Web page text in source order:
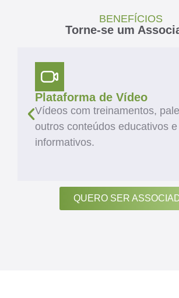
BENEFÍCIOS
Torne-se um
Plataforma de Vídeo
Vídeos com treinamentos,
outros conteúdos educativos e
informativos.
QUERO SER